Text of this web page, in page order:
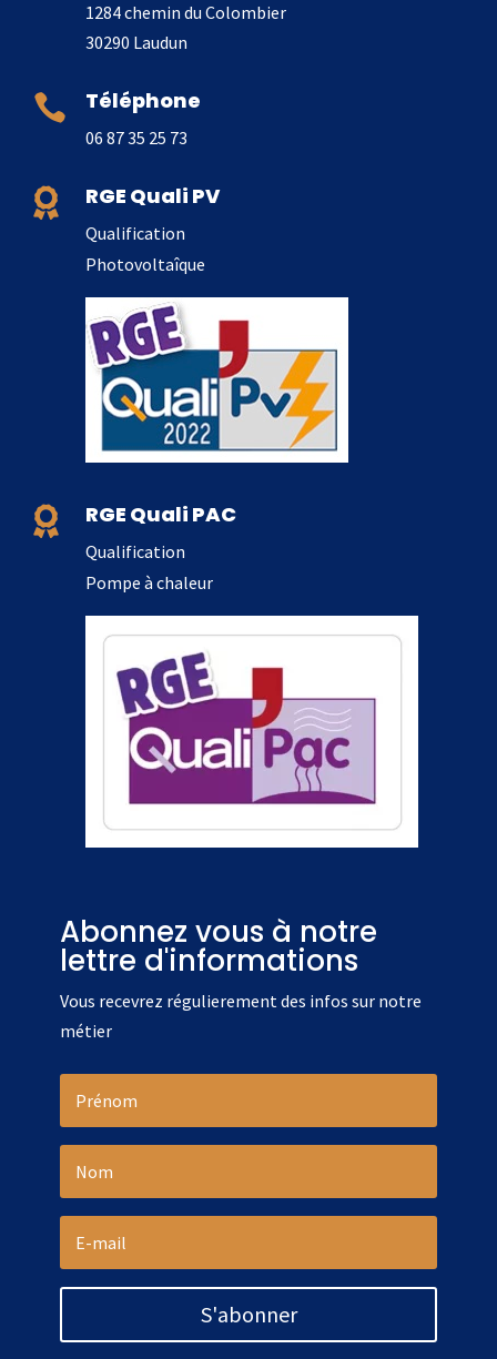
1284 chemin du Colombier
30290 Laudun
 Téléphone
06 87 35 25 73
 RGE Quali PV
Qualification
Photovoltaîque
 RGE Quali PAC
Qualification
Pompe à chaleur
Abonnez vous à notre
lettre d'informations
Vous recevrez régulierement des infos sur notre
métier
S'abonner